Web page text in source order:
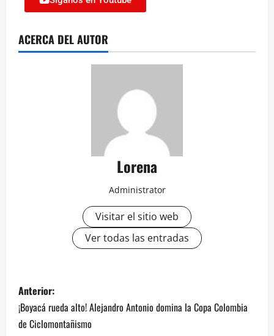
ACERCA DEL AUTOR
Lorena
Administrator
Visitar el sitio web
Ver todas las entradas
Anterior:
¡Boyacá rueda alto! Alejandro Antonio domina la Copa Colombia
de Ciclomontañismo